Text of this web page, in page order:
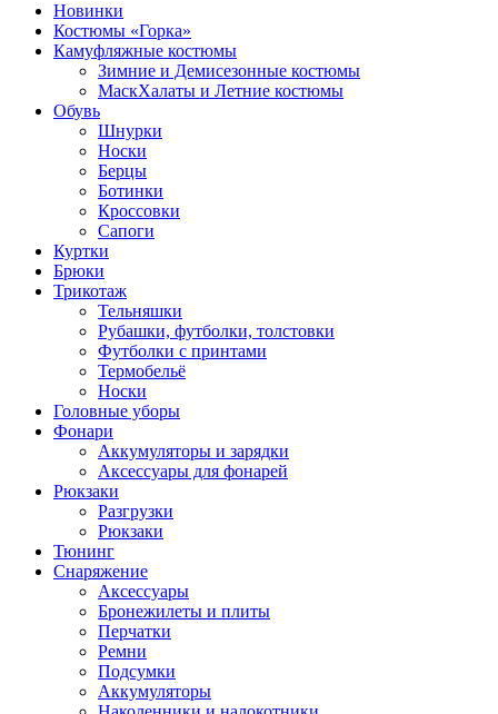
Новинки
Костюмы «Горка»
Камуфляжные костюмы
Зимние и Демисезонные костюмы
МаскХалаты и Летние костюмы
Обувь
Шнурки
Носки
Берцы
Ботинки
Кроссовки
Сапоги
Куртки
Брюки
Трикотаж
Тельняшки
Рубашки, футболки, толстовки
Футболки с принтами
Термобельё
Носки
Головные уборы
Фонари
Аккумуляторы и зарядки
Аксессуары для фонарей
Рюкзаки
Разгрузки
Рюкзаки
Тюнинг
Снаряжение
Аксессуары
Бронежилеты и плиты
Перчатки
Ремни
Подсумки
Аккумуляторы